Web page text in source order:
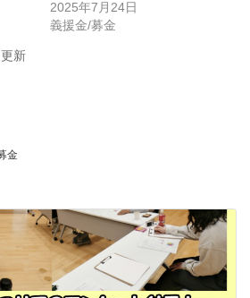
2025年7月24日
義援金/募金
新
金